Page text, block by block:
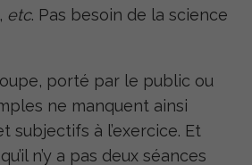
etc. Pas besoin de la science
porté par le public ou
ne manquent ainsi
à l’exercice. Et
n’y a pas deux séances